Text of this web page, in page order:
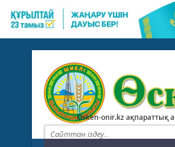
Osken-onir.kz ақпараттық